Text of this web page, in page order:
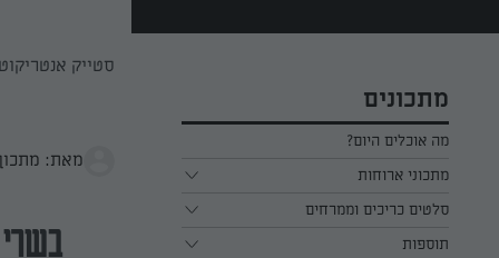
מתכונים
מה אוכלים היום?
מתכוני ארוחות
ארוחת בוקר
ארוחת צהריים
סלטים כריכים וממרחים
כל הסלטים כריכים וממרחים
תוספות
סטייק
מאת:
בשרי